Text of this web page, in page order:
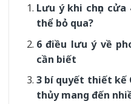
Lưu ý khi chọn
thể bỏ qua?
6 điều lưu ý về
cần biết
3 bí quyết thiết kế
thủy mang đến